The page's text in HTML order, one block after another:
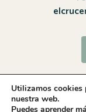
Utilizamos cookies
nuestra web.
Puedes aprender